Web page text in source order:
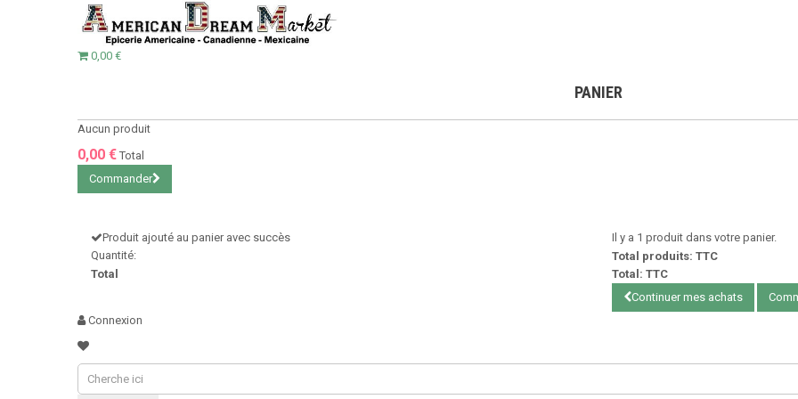
0,00 €
PANIER
Aucun produit
0,00 € Total
Commander
Produit ajouté au panier avec succès
Quantité:
Total
Il y a 1 produit dans votre panier.
Total produits: TTC
Total: TTC
Continuer mes achats
Connexion